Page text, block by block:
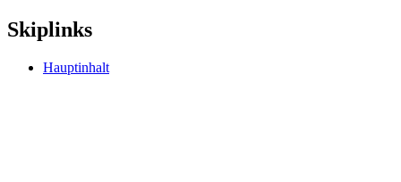
Skiplinks
Hauptinhalt